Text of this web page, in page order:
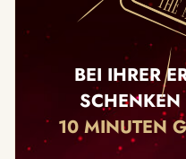
BEI IHRER
10 MINUTEN